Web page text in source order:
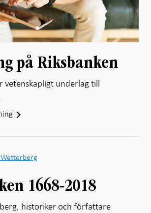
på Riksbanken
vetenskapligt underlag till
1668-2018
historiker och författare